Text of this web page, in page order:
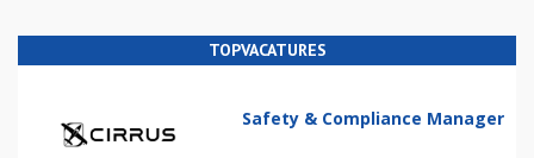
TOPVACATURES
Safety & Compliance Manager